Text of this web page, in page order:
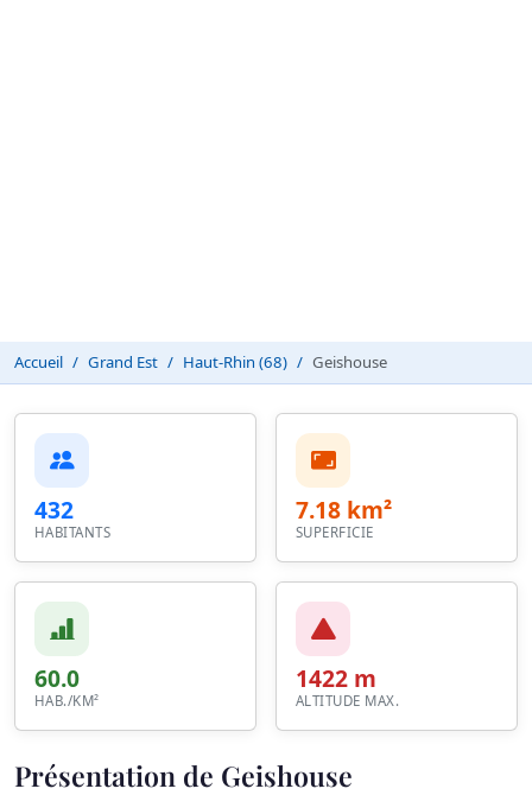
Accueil Grand Est Haut-Rhin (68) Geishouse
432
HABITANTS
7.18 km²
SUPERFICIE
60.0
HAB./KM²
1422 m
ALTITUDE MAX.
Présentation de Geishouse